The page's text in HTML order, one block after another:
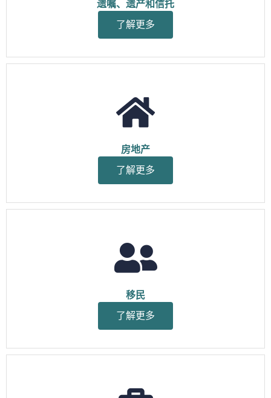
遗嘱、遗产和信托
了解更多
房地产
了解更多
移民
了解更多